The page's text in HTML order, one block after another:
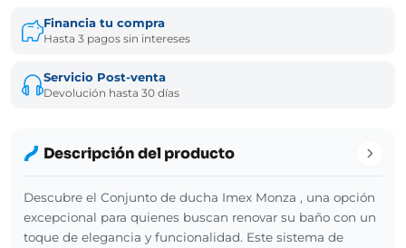
Financia tu compra
Hasta 3 pagos sin intereses
Servicio Post-venta
Devolución hasta 30 días
Descripción del producto
Descubre el Conjunto de ducha Imex Monza , una opción
excepcional para quienes buscan renovar su baño con un
toque de elegancia y funcionalidad. Este sistema de